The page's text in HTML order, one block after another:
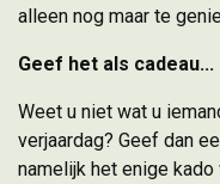
alleen nog maar te
Geef het als cadeau...
Weet u niet wat u
verjaardag? Geef dan
namelijk het enige